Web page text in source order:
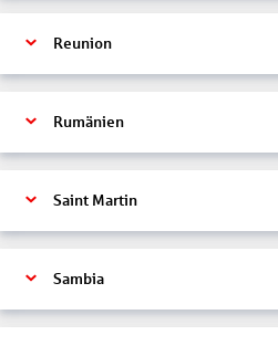
Reunion
Rumänien
Saint Martin
Sambia